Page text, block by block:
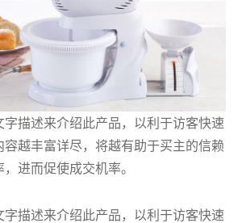
描述来介绍此产品，以利于访客快速
越丰富详尽，将越有助于买主的信赖
进而促使成交机率。
描述来介绍此产品，以利于访客快速